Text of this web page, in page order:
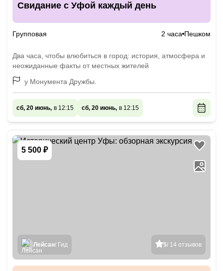
Свидание с Уфой каждый день
Групповая 2 часа Пешком
Два часа, чтобы влюбиться в город: история, атмосфера и
неожиданные факты от местных жителей
у Монумента Дружбы.
сб, 20 июнь, в 12:15 сб, 20 июнь, в 12:15
5 500 ₽
5/ 14 отзывов
Лейсан/ Гид